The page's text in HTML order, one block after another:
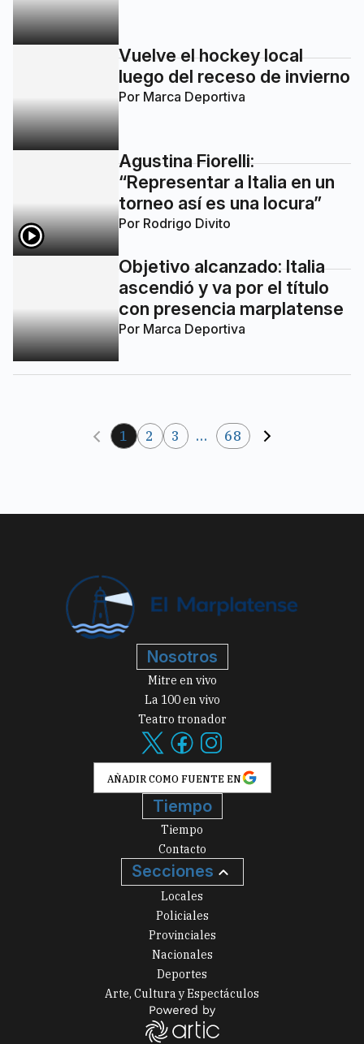
Vuelve el hockey local
luego del receso de invierno
Por Marca Deportiva
Agustina Fiorelli:
“Representar a Italia en un
torneo así es una locura”
Por Rodrigo Divito
Objetivo alcanzado: Italia
ascendió y va por el título
con presencia marplatense
Por Marca Deportiva
Mitre en vivo
La 100 en vivo
Teatro tronador
AÑADIR COMO FUENTE EN
Tiempo
Tiempo
Contacto
Secciones
Locales
Policiales
Provinciales
Nacionales
Deportes
Arte, Cultura y Espectáculos
El Marplatense| Todos los derechos reservados: